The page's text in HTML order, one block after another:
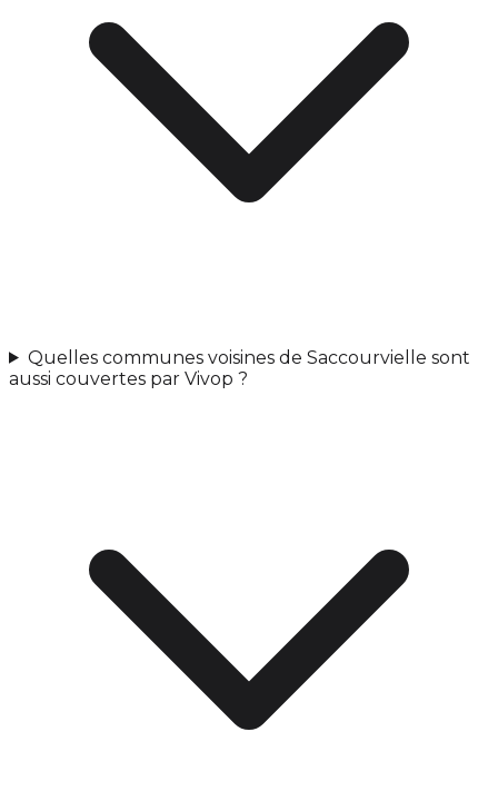
Quelles communes voisines de Saccourvielle sont
aussi couvertes par Vivop ?